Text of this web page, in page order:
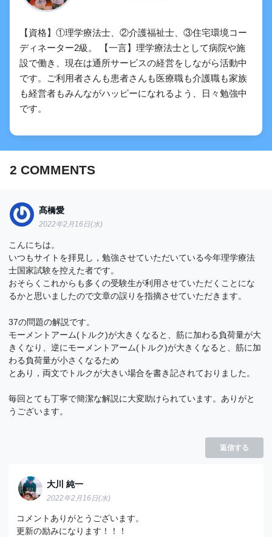
【PT/OT】口腔内・鼻腔内吸引について
の問題「まとめ・解説」
【資格】①理学療法士、②介護福祉士、③住宅環境コー
ディネーター2級。 【一言】理学療法士として病院や施
設で働き、現在は通所サービスの経営をしながら活動中
です。ご利用者さんも患者さんも医療職も介護職も家族
も経営者もみんながハッピーになれるよう、日々勉強中
です。
2 COMMENTS
髙橋愛
2022年2月16日(水)
こんにちは。
いつもサイトを拝見し，勉強させていただいている今年理学療法
士国家試験を控えた者です。
おそらくこれからも多くの受験生が利用させていただくことにな
るかと思いましたので文章の誤りを指摘させていただきます。
37の問題の解説です。
モーメントアーム(トルク)が大きくなると、筋に加わる負荷量が大
きくなり、逆にモーメントアーム(トルク)が大きくなると、筋に加
わる負荷量が小さくなるため
とあり，両文でトルクが大きい場合を書き記されておりました。
毎回とても丁寧で簡潔な解説に大変助けられています。ありがと
うございます。
返信する
大川 純一
2022年2月16日(水)
コメントありがとうございます。
更新の励みになります！！！